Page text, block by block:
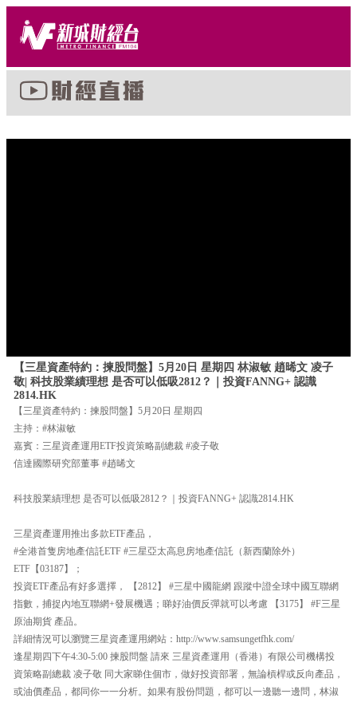
【三星資產特約：揀股問盤】5月20日 星期四 林淑敏 趙晞文 凌子
敬| 科技股業績理想 是否可以低吸2812？｜投資FANNG+ 認識
2814.HK
【三星資產特約：揀股問盤】5月20日 星期四
主持：#林淑敏
嘉賓：三星資產運用ETF投資策略副總裁 #凌子敬
信達國際研究部董事 #趙晞文
科技股業績理想 是否可以低吸2812？｜投資FANNG+ 認識2814.HK
三星資產運用推出多款ETF產品，
#全港首隻房地產信託ETF #三星亞太高息房地產信託（新西蘭除外）
ETF【03187】；
投資ETF產品有好多選擇， 【2812】 #三星中國龍網 跟蹤中證全球中國互聯網
指數，捕捉內地互聯網+發展機遇；睇好油價反彈就可以考慮 【3175】 #F三星
原油期貨 產品。
詳細情況可以瀏覽三星資產運用網站：http://www.samsungetfhk.com/
逢星期四下午4:30-5:00 揀股問盤 請來 三星資產運用（香港）有限公司機構投
資策略副總裁 凌子敬 同大家睇住個市，做好投資部署，無論槓桿或反向產品，
或油價產品，都同你一一分析。如果有股份問題，都可以一邊聽一邊問，林淑